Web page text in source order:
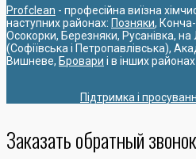
Profclean - професійна виїзна
наступних районах: Позняки,
Осокорки, Березняки, Русанівка, на
(Софіївська і Петропавлівська),
Вишневе, Бровари і в інших
Підтримка і
Заказать обратный звонок